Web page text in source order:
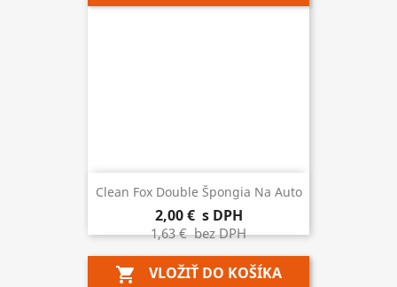
Clean Fox Double Špongia Na Auto
2,00 € s DPH
1,63 €bez DPH
shopping_cart VLOŽIŤ DO KOŠÍKA